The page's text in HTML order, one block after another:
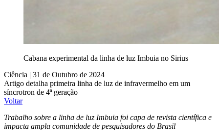
Cabana experimental da linha de luz Imbuia no Sirius
Ciência | 31 de Outubro de 2024
Artigo detalha primeira linha de luz de infravermelho em um
síncrotron de 4ª geração
Voltar
Trabalho sobre a linha de luz Imbuia foi capa de revista científica e
impacta ampla comunidade de pesquisadores do Brasil